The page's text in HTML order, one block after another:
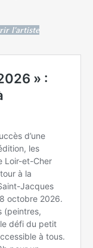
l'artiste